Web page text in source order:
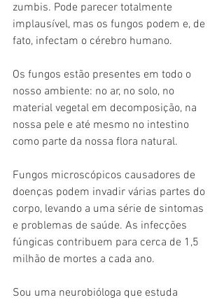
zumbis. Pode parecer totalmente
implausível, mas os fungos podem e, de
fato, infectam o cérebro humano.
Os fungos estão presentes em todo o
nosso ambiente: no ar, no solo, no
material vegetal em decomposição, na
nossa pele e até mesmo no intestino
como parte da nossa flora natural.
Fungos microscópicos causadores de
doenças podem invadir várias partes do
corpo, levando a uma série de sintomas
e problemas de saúde. As infecções
fúngicas contribuem para cerca de 1,5
milhão de mortes a cada ano.
Sou uma neurobióloga que estuda